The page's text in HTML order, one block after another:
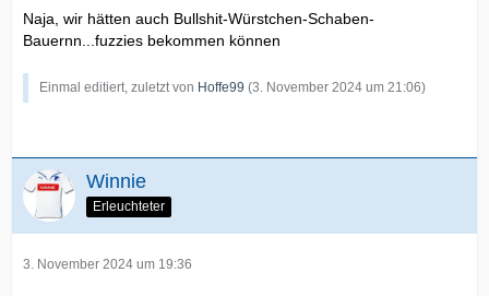
Naja, wir hätten auch Bullshit-Würstchen-Schaben-
Bauernn...fuzzies bekommen können
Einmal editiert, zuletzt von Hoffe99 (3. November 2024 um 21:06)
Winnie
Erleuchteter
3. November 2024 um 19:36